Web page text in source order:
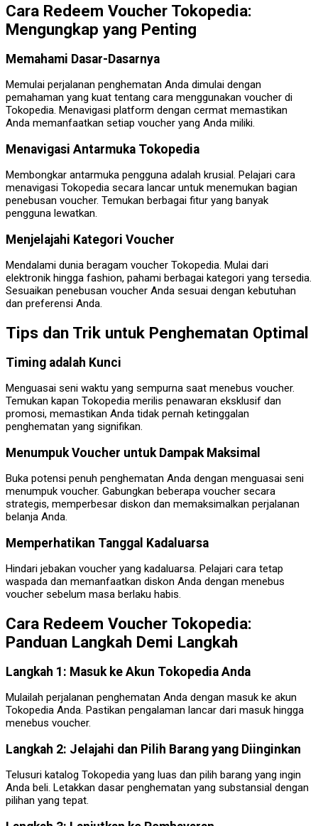
Cara Redeem Voucher Tokopedia:
Mengungkap yang Penting
Memahami Dasar-Dasarnya
Memulai perjalanan penghematan Anda dimulai dengan
pemahaman yang kuat tentang cara menggunakan voucher di
Tokopedia. Menavigasi platform dengan cermat memastikan
Anda memanfaatkan setiap voucher yang Anda miliki.
Menavigasi Antarmuka Tokopedia
Membongkar antarmuka pengguna adalah krusial. Pelajari cara
menavigasi Tokopedia secara lancar untuk menemukan bagian
penebusan voucher. Temukan berbagai fitur yang banyak
pengguna lewatkan.
Menjelajahi Kategori Voucher
Mendalami dunia beragam voucher Tokopedia. Mulai dari
elektronik hingga fashion, pahami berbagai kategori yang tersedia.
Sesuaikan penebusan voucher Anda sesuai dengan kebutuhan
dan preferensi Anda.
Tips dan Trik untuk Penghematan Optimal
Timing adalah Kunci
Menguasai seni waktu yang sempurna saat menebus voucher.
Temukan kapan Tokopedia merilis penawaran eksklusif dan
promosi, memastikan Anda tidak pernah ketinggalan
penghematan yang signifikan.
Menumpuk Voucher untuk Dampak Maksimal
Buka potensi penuh penghematan Anda dengan menguasai seni
menumpuk voucher. Gabungkan beberapa voucher secara
strategis, memperbesar diskon dan memaksimalkan perjalanan
belanja Anda.
Memperhatikan Tanggal Kadaluarsa
Hindari jebakan voucher yang kadaluarsa. Pelajari cara tetap
waspada dan memanfaatkan diskon Anda dengan menebus
voucher sebelum masa berlaku habis.
Cara Redeem Voucher Tokopedia:
Panduan Langkah Demi Langkah
Langkah 1: Masuk ke Akun Tokopedia Anda
Mulailah perjalanan penghematan Anda dengan masuk ke akun
Tokopedia Anda. Pastikan pengalaman lancar dari masuk hingga
menebus voucher.
Langkah 2: Jelajahi dan Pilih Barang yang Diinginkan
Telusuri katalog Tokopedia yang luas dan pilih barang yang ingin
Anda beli. Letakkan dasar penghematan yang substansial dengan
pilihan yang tepat.